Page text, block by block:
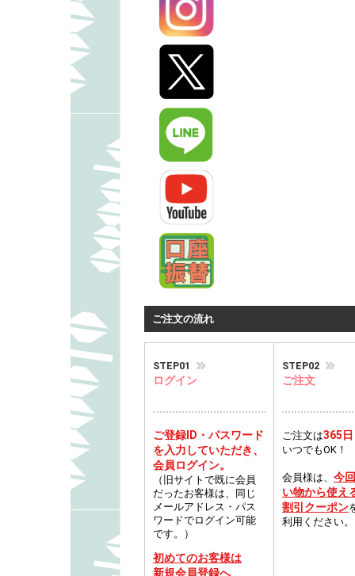
ご注文の流れ
STEP01
ログイン
ご登録ID・パスワード
を入力していただき、
会員ログイン。
（旧サイトで既に会員
だったお客様は、同じ
メールアドレス・パス
ワードでログイン可能
です。）
初めてのお客様は
新規会員登録へ
STEP02
ご注文
ご注文は365
いつでもOK！
会員様は、今
い物から使え
割引クーポン
利用ください。